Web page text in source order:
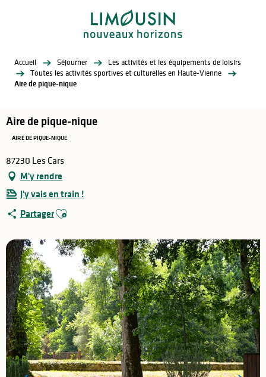
Accueil Séjourner
Les activités et les équipements de loisirs
Toutes les activités sportives et culturelles en Haute-Vienne
Aire de pique-nique
Aire de pique-nique
AIRE DE PIQUE-NIQUE
87230 Les Cars
M'y rendre
J'y vais en train !
PartagerAjouter aux favoris